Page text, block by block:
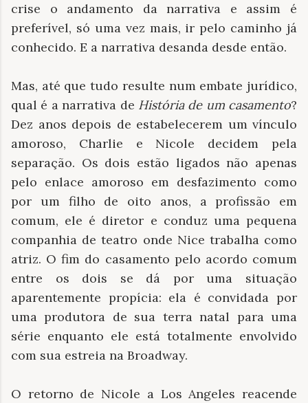
crise o andamento da narrativa e assim é
preferível, só uma vez mais, ir pelo caminho já
conhecido. E a narrativa desanda desde então.
Mas, até que tudo resulte num embate jurídico,
qual é a narrativa de História de um casamento?
Dez anos depois de estabelecerem um vínculo
amoroso, Charlie e Nicole decidem pela
separação. Os dois estão ligados não apenas
pelo enlace amoroso em desfazimento como
por um filho de oito anos, a profissão em
comum, ele é diretor e conduz uma pequena
companhia de teatro onde Nice trabalha como
atriz. O fim do casamento pelo acordo comum
entre os dois se dá por uma situação
aparentemente propícia: ela é convidada por
uma produtora de sua terra natal para uma
série enquanto ele está totalmente envolvido
com sua estreia na Broadway.
O retorno de Nicole a Los Angeles reacende